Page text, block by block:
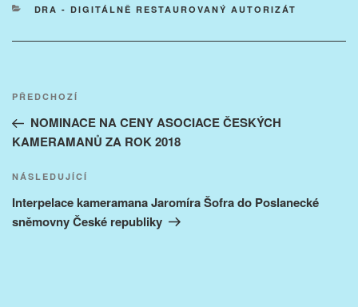
RUBRIKY
DRA - DIGITÁLNĚ RESTAUROVANÝ AUTORIZÁT
Navigace
příspěvek
Předchozí
příspěvek
PŘEDCHOZÍ
NOMINACE NA CENY ASOCIACE ČESKÝCH
KAMERAMANŮ ZA ROK 2018
Následující
příspěvek
NÁSLEDUJÍCÍ
Interpelace kameramana Jaromíra Šofra do Poslanecké
sněmovny České republiky